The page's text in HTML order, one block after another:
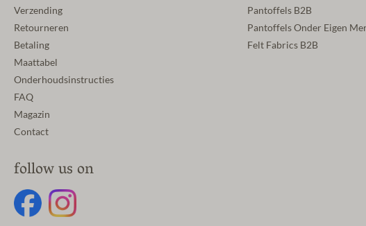
Verzending
Retourneren
Betaling
Maattabel
Onderhoudsinstructies
FAQ
Magazin
Contact
Pantoffels B2B
Pantoffels Onder Eigen
Felt Fabrics B2B
follow us on